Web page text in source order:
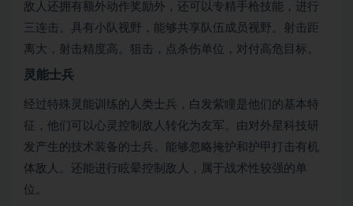
敌人还拥有额外动作奖励外，还可以专精手枪技能，进行
三连击。具有小队视野，能够共享队伍成员视野。射击距
离大，射击精度高。狙击，点杀伤单位，对付高危目标。
灵能士兵
经过特殊灵能训练的人类士兵，白发紫瞳是他们的基本特
征，他们可以心灵控制敌人转化为友军。由对外星科技研
发产生的技术装备的士兵。能够忽略掩护和护甲打击有机
体敌人。还能进行眩晕控制敌人，属于战术性较强的单
位。